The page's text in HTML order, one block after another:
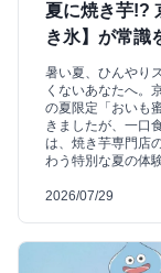
夏に焼き芋!?
き氷】が常識
暑い夏、ひんやり
くないあなたへ。
の夏限定「おいも
きましたが、一口
は、焼き芋専門店
わう特別な夏の体
2026/07/29